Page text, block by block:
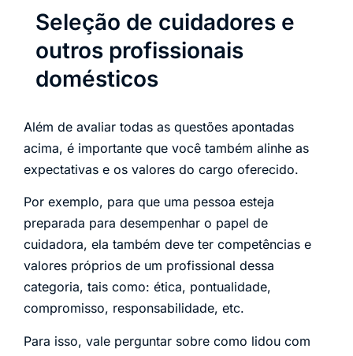
Seleção de cuidadores e
outros profissionais
domésticos
Além de avaliar todas as questões apontadas
acima, é importante que você também alinhe as
expectativas e os valores do cargo oferecido.
Por exemplo, para que uma pessoa esteja
preparada para desempenhar o papel de
cuidadora, ela também deve ter competências e
valores próprios de um profissional dessa
categoria, tais como: ética, pontualidade,
compromisso, responsabilidade, etc.
Para isso, vale perguntar sobre como lidou com